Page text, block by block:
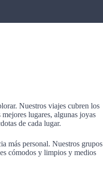
Nuestros viajes cubren los
lugares, algunas joyas
de cada lugar.
más personal. Nuestros grupos
cómodos y limpios y medios